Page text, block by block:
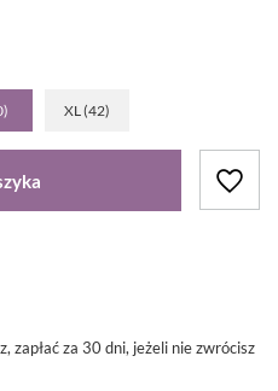
XL (42)
zapłać za 30 dni, jeżeli nie zwrócisz